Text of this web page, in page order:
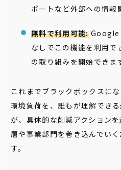
ポートなど外部への情報
無料で利用可能:Google
なしでこの機能を利用で
の取り組みを開始できま
これまでブラックボックスに
環境負荷を、誰もが理解でき
が、具体的な削減アクション
層や事業部門を巻き込んでい
す。